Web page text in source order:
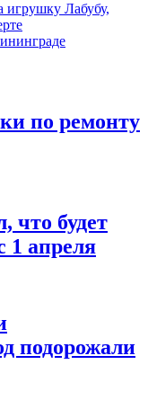
игрушку Лабубу,
по ремонту
что будет
1 апреля
подорожали